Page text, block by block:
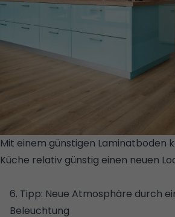
Mit einem günstigen Laminatboden
Küche relativ günstig einen neuen
6. Tipp: Neue Atmosphäre durch
Beleuchtung